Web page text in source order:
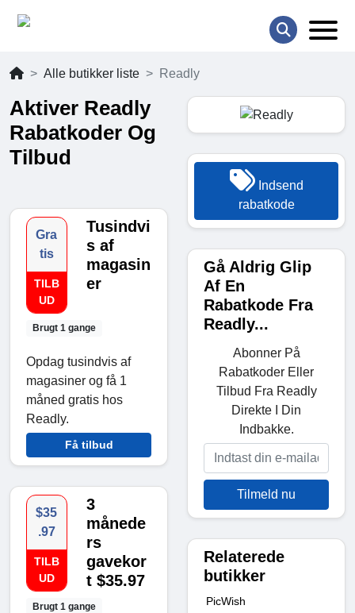
Alle butikker liste Readly
Aktiver Readly
Rabatkoder Og
Tilbud
Gra
tis
TILB
UD
Brugt 1 gange
Tusindvi
s af
magasin
er
Opdag tusindvis af
magasiner og få 1
måned gratis hos
Readly.
Få tilbud
$35
.97
TILB
UD
Brugt 1 gange
3
månede
rs
gavekor
t $35.97
Indsend
rabatkode
Gå Aldrig Glip
Af En
Rabatkode Fra
Readly...
Abonner På
Rabatkoder Eller
Tilbud Fra Readly
Direkte I Din
Indbakke.
Tilmeld nu
Relaterede
butikker
PicWish